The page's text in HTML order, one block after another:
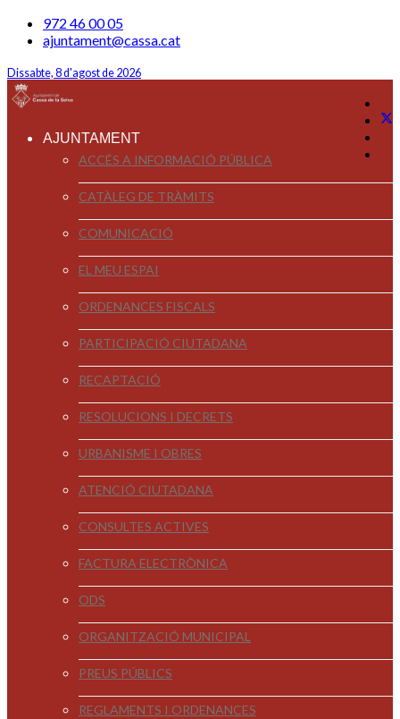
972 46 00 05
ajuntament@cassa.cat
Dissabte, 8 d'agost de 2026
AJUNTAMENT
ACCÉS A INFORMACIÓ PÚBLICA
CATÀLEG DE TRÀMITS
COMUNICACIÓ
EL MEU ESPAI
ORDENANCES FISCALS
PARTICIPACIÓ CIUTADANA
RECAPTACIÓ
RESOLUCIONS I DECRETS
URBANISME I OBRES
ATENCIÓ CIUTADANA
CONSULTES ACTIVES
FACTURA ELECTRÒNICA
ODS
ORGANITZACIÓ MUNICIPAL
PREUS PÚBLICS
REGLAMENTS I ORDENANCES